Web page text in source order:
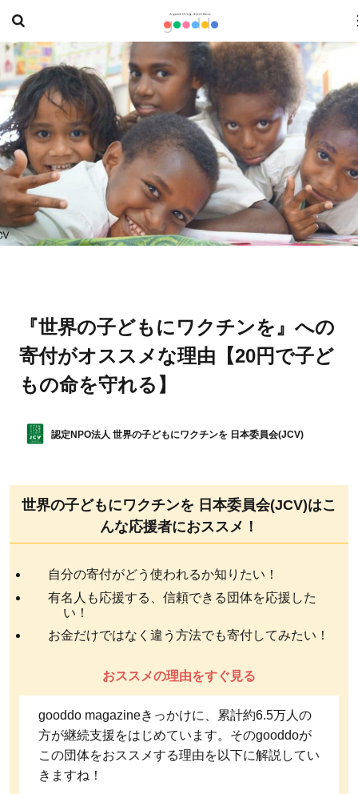
『世界の子どもにワクチンを』への
寄付がオススメな理由【20円で子ど
もの命を守れる】
認定NPO法人 世界の子どもにワクチンを 日本委員会(JCV)
世界の子どもにワクチンを 日本委員会(JCV)はこ
んな応援者におススメ！
自分の寄付がどう使われるか知りたい！
有名人も応援する、信頼できる団体を応援した
い！
お金だけではなく違う方法でも寄付してみたい！
おススメの理由をすぐ見る
gooddo magazineきっかけに、累計約6.5万人の
方が継続支援をはじめています。そのgooddoが
この団体をおススメする理由を以下に解説してい
きますね！